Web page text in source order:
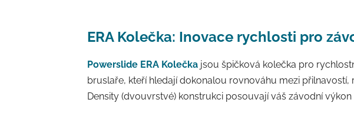
ERA Kolečka: Inovace rychlosti pro
Powerslide ERA Kolečka jsou špičková kolečka pro
bruslaře, kteří hledají dokonalou rovnováhu mezi přilnavostí,
Density (dvouvrstvé) konstrukci posouvají váš závodní